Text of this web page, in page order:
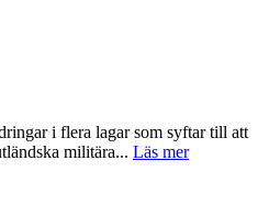
i flera lagar som syftar till att
militära... Läs mer